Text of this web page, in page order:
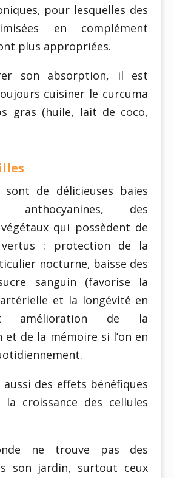
pour lesquelles des
en complément
plus appropriées.
son absorption, il est
cuisiner le curcuma
gras (huile, lait de coco,
sont de délicieuses baies
des
qui possèdent de
vertus : protection de la
nocturne, baisse des
sanguin (favorise la
et la longévité en
amélioration de la
de la mémoire si l’on en
aussi des effets bénéfiques
croissance des cellules
ne trouve pas des
son jardin, surtout ceux